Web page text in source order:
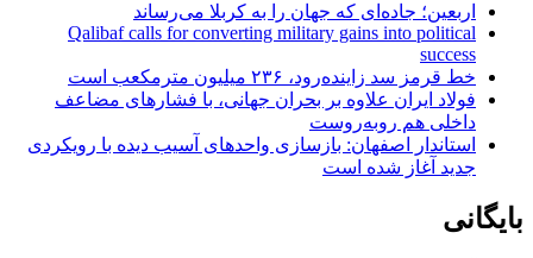
اربعین؛ جاده‌ای که جهان را به کربلا می‌رساند
Qalibaf calls for converting military gains into political
success
خط قرمز سد زاینده‌رود، ۲۳۶ میلیون مترمکعب است
فولاد ایران علاوه بر بحران جهانی، با فشارهای مضاعف
داخلی هم روبه‌روست
استاندار اصفهان: بازسازی واحدهای آسیب دیده با رویکردی
جدید آغاز شده است
بایگانی